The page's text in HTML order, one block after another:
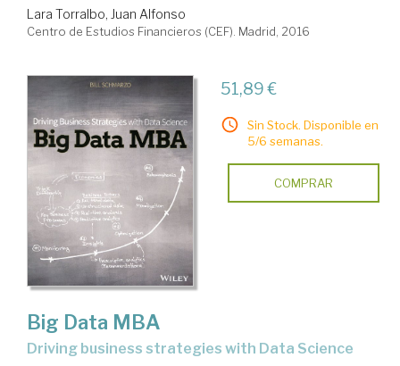
Lara Torralbo, Juan Alfonso
Centro de Estudios Financieros (CEF). Madrid, 2016
51,89 €
Sin Stock. Disponible en
5/6 semanas.
COMPRAR
Big Data MBA
driving business strategies with Data Science